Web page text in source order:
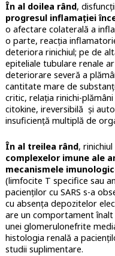
În al doilea rând,
progresul inflamației
o afectare colaterală a
o parte, reacția
deteriora rinichiul; pe de
epiteliale tubulare renale
deteriorare severă a
cantitate mare de
critic, relația rinichi-
citokine, ireversibilă și
insuficiență multiplă de
În al treilea rând,
complexelor imune ale
mecanismele
(limfocite T specifice sau
pacienților cu SARS s-a
cu absența depozitelor
are un comportament înalt
unei glomerulonefrite
histologia renală a
studii suplimentare.